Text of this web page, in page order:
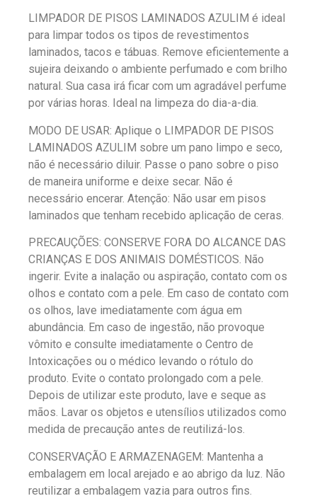
LIMPADOR DE PISOS LAMINADOS AZULIM é ideal
para limpar todos os tipos de revestimentos
laminados, tacos e tábuas. Remove eficientemente a
sujeira deixando o ambiente perfumado e com brilho
natural. Sua casa irá ficar com um agradável perfume
por várias horas. Ideal na limpeza do dia-a-dia.
MODO DE USAR: Aplique o LIMPADOR DE PISOS
LAMINADOS AZULIM sobre um pano limpo e seco,
não é necessário diluir. Passe o pano sobre o piso
de maneira uniforme e deixe secar. Não é
necessário encerar. Atenção: Não usar em pisos
laminados que tenham recebido aplicação de ceras.
PRECAUÇÕES: CONSERVE FORA DO ALCANCE DAS
CRIANÇAS E DOS ANIMAIS DOMÉSTICOS. Não
ingerir. Evite a inalação ou aspiração, contato com os
olhos e contato com a pele. Em caso de contato com
os olhos, lave imediatamente com água em
abundância. Em caso de ingestão, não provoque
vômito e consulte imediatamente o Centro de
Intoxicações ou o médico levando o rótulo do
produto. Evite o contato prolongado com a pele.
Depois de utilizar este produto, lave e seque as
mãos. Lavar os objetos e utensílios utilizados como
medida de precaução antes de reutilizá-los.
CONSERVAÇÃO E ARMAZENAGEM: Mantenha a
embalagem em local arejado e ao abrigo da luz. Não
reutilizar a embalagem vazia para outros fins.